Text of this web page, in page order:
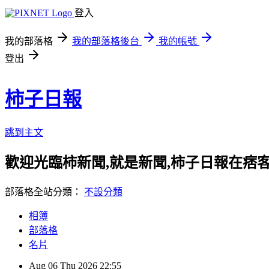
登入
我的部落格 我的部落格後台
我的帳號
登出
柿子日報
跳到主文
歡迎光臨柿新聞,就是新聞,柿子日報在痞
部落格全站分類： 不設分類
相簿
部落格
名片
Aug 06 Thu 2026 22:55